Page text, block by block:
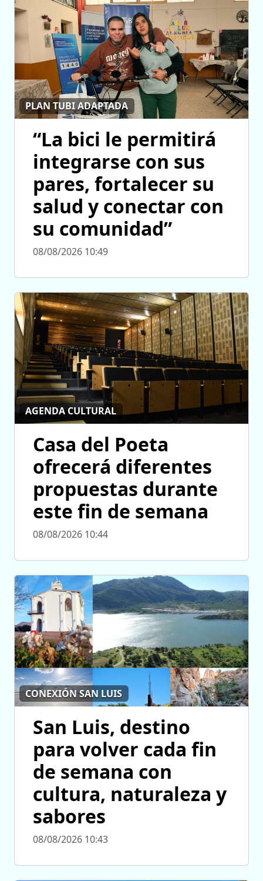
PLAN TUBI ADAPTADA
“La bici le permitirá
integrarse con sus
pares, fortalecer su
salud y conectar con
su comunidad”
08/08/2026 10:49
AGENDA CULTURAL
Casa del Poeta
ofrecerá diferentes
propuestas durante
este fin de semana
08/08/2026 10:44
CONEXIÓN SAN LUIS
San Luis, destino
para volver cada fin
de semana con
cultura, naturaleza y
sabores
08/08/2026 10:43